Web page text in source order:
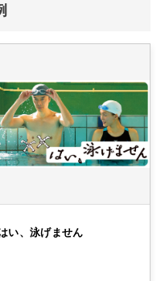
い、泳げません